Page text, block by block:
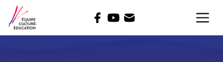
Menu
Facebook
Youtube
COMMENTAIRES